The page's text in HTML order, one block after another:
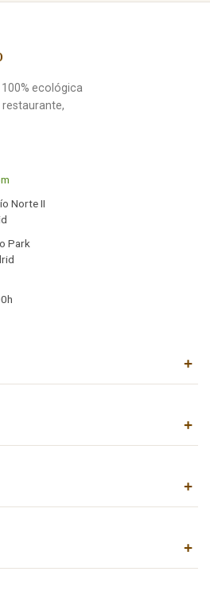
ecológica
Norte II
Park
+
+
+
+